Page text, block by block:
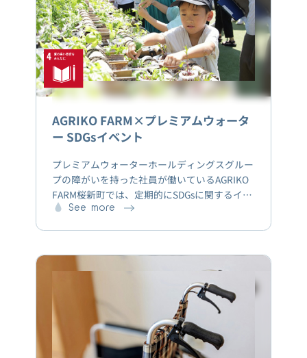
AGRIKO FARM×プレミアムウォータ
ー SDGsイベント
プレミアムウォーターホールディングスグルー
プの障がいを持った社員が働いているAGRIKO
FARM桜新町では、定期的にSDGsに関するイベ
ントを開催しています。これらのイベントで
用しているアクアポニックス（養殖×水耕栽培）
によって育てられた魚や野菜の収穫体験も提供
しています。これらの多様な企画を通じて、参
加する子どもたちのSDGsに対する理解促進と
興味喚起を促しています。
See more